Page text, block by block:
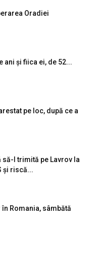
Oradiei
ani și fiica ei, de 52...
pe loc, după ce a
l trimită pe Lavrov la
și riscă...
Romania, sâmbătă